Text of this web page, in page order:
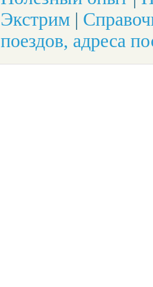
Экстрим |
поездов, адреса